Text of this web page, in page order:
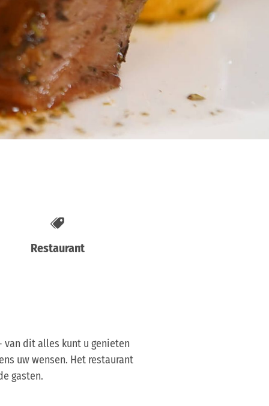
Restaurant
dit alles kunt u genieten
uw wensen. Het restaurant
gasten.